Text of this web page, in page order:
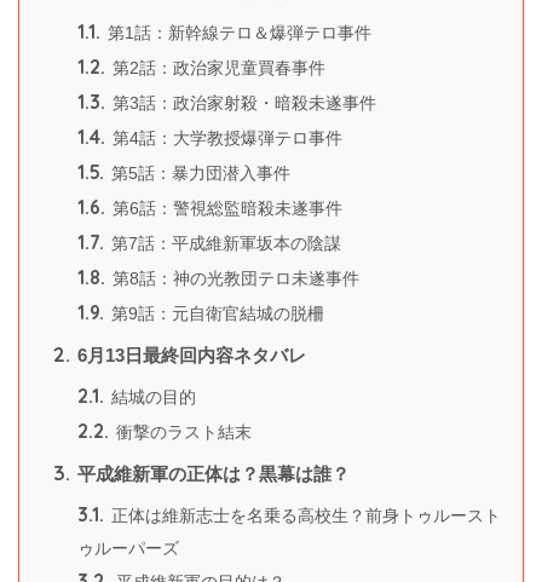
1.1. 第1話：新幹線テロ＆爆弾テロ事件
1.2. 第2話：政治家児童買春事件
1.3. 第3話：政治家射殺・暗殺未遂事件
1.4. 第4話：大学教授爆弾テロ事件
1.5. 第5話：暴力団潜入事件
1.6. 第6話：警視総監暗殺未遂事件
1.7. 第7話：平成維新軍坂本の陰謀
1.8. 第8話：神の光教団テロ未遂事件
1.9. 第9話：元自衛官結城の脱柵
2. 6月13日最終回内容ネタバレ
2.1. 結城の目的
2.2. 衝撃のラスト結末
3. 平成維新軍の正体は？黒幕は誰？
3.1. 正体は維新志士を名乗る高校生？前身トゥルースト
ゥルーパーズ